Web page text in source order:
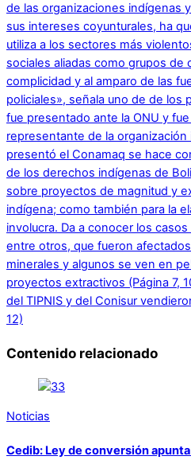
de las organizaciones indígenas
sus intereses coyunturales, ha
utiliza a los sectores más
sociales aliadas como grupos de
complicidad y al amparo de las
policiales», señala uno de de los
fue presentado ante la ONU y
representante de la
presentó el Conamaq se hace
de los derechos indígenas de
sobre proyectos de magnitud y
indígena; como también para la
involucra. Da a conocer los
entre otros, que fueron
minerales y algunos se ven en
proyectos extractivos (Página 7,
del TIPNIS y del Conisur
12)
Contenido relacionado
Noticias
Cedib: Ley de conversión